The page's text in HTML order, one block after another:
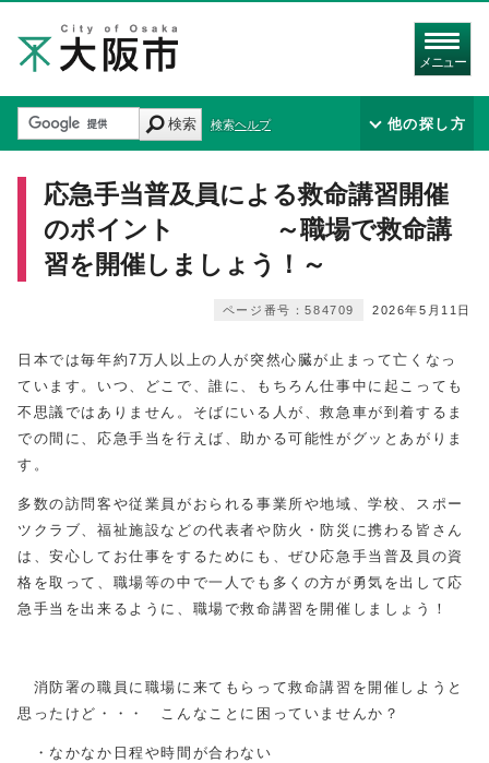
メニュー
検索 検索ヘルプ 他の探し方
応急手当普及員による救命講習開催
のポイント ～職場で救命講
習を開催しましょう！～
2026年5月11日
ページ番号：584709
日本では毎年約7万人以上の人が突然心臓が止まって亡くなっ
ています。いつ、どこで、誰に、もちろん仕事中に起こっても
不思議ではありません。そばにいる人が、救急車が到着するま
での間に、応急手当を行えば、助かる可能性がグッとあがりま
す。
多数の訪問客や従業員がおられる事業所や地域、学校、スポー
ツクラブ、福祉施設などの代表者や防火・防災に携わる皆さん
は、安心してお仕事をするためにも、ぜひ応急手当普及員の資
格を取って、職場等の中で一人でも多くの方が勇気を出して応
急手当を出来るように、職場で救命講習を開催しましょう！
消防署の職員に職場に来てもらって救命講習を開催しようと
思ったけど・・・ こんなことに困っていませんか？
・なかなか日程や時間が合わない